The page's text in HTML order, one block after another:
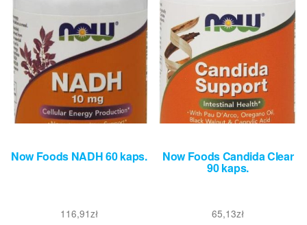
Now Foods NADH 60 kaps.
116,91zł
Now Foods Candida Clear
90 kaps.
65,13zł